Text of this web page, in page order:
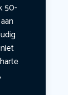
50-